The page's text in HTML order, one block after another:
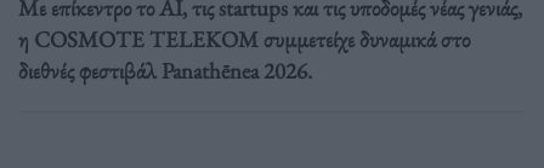
Με επίκεντρο το AI, τις startups και τις υποδομές νέας γενιάς,
η COSMOTE TELEKOM συμμετείχε δυναμικά στο
διεθνές φεστιβάλ Panathēnea 2026.